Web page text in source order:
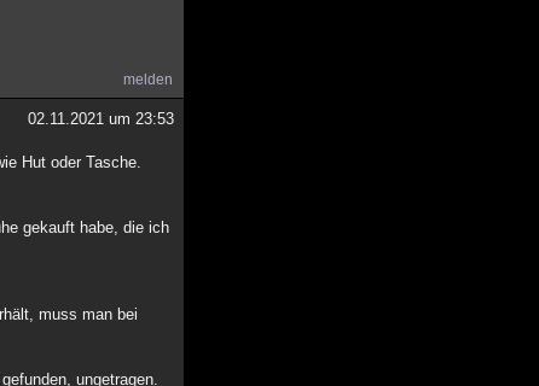
melden
02.11.2021 um 23:53
Hut oder Tasche.
gekauft habe, die ich
muss man bei
ungetragen.